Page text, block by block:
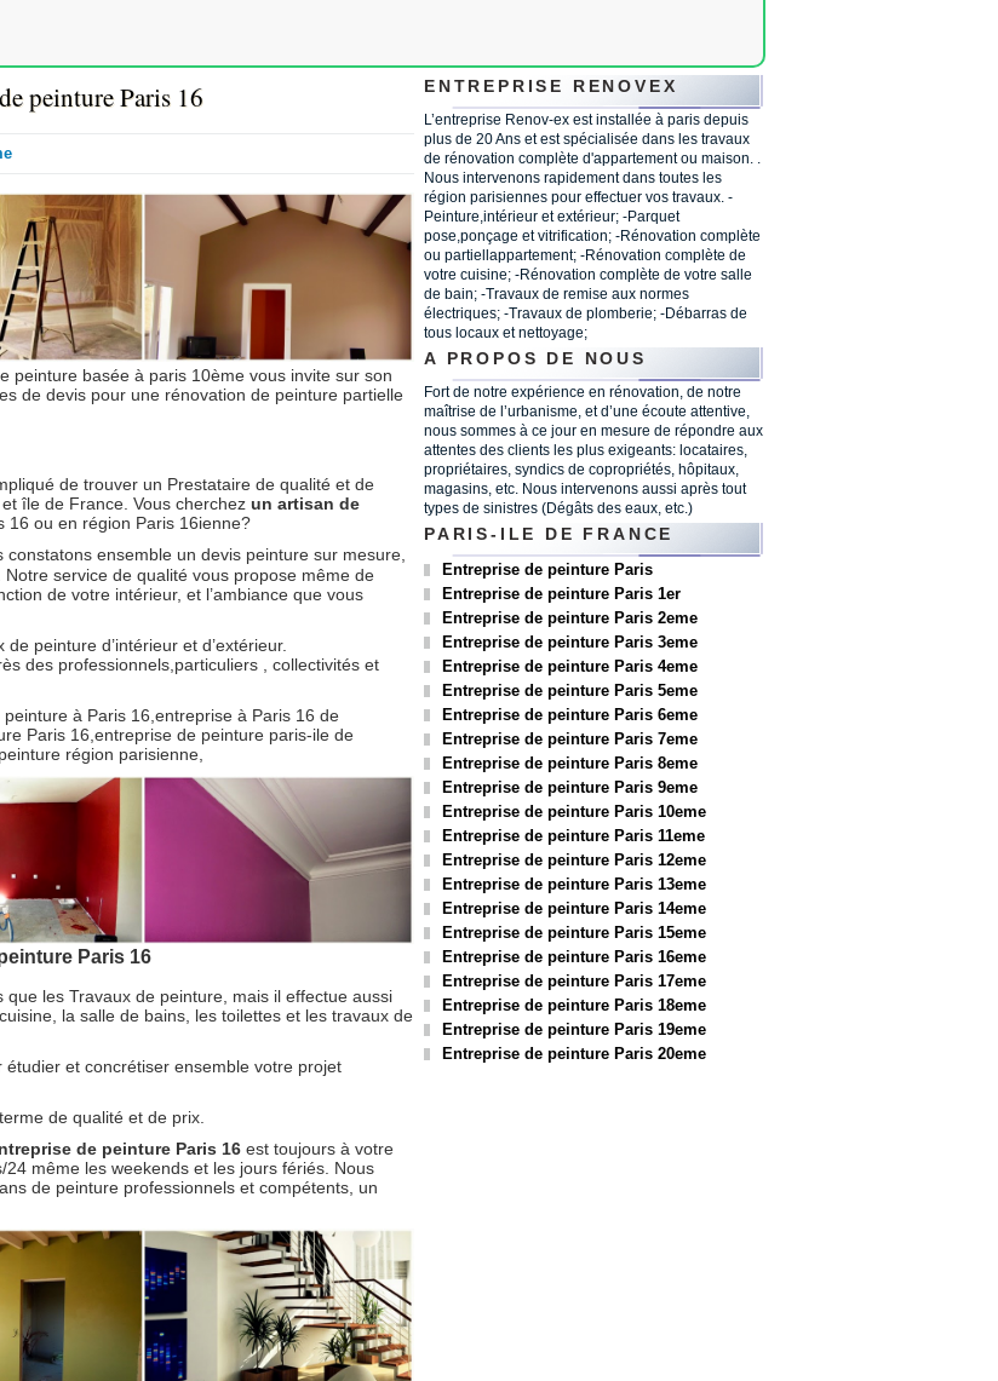
peinture Paris 16
peinture basée à paris 10ème vous invite sur son
de devis pour une rénovation de peinture partielle
de trouver un Prestataire de qualité et de
île de France. Vous cherchez un artisan de
16 ou en région Paris 16ienne?
constatons ensemble un devis peinture sur mesure,
service de qualité vous propose même de
de votre intérieur, et l’ambiance que vous
peinture d’intérieur et d’extérieur.
des professionnels,particuliers , collectivités et
à Paris 16,entreprise à Paris 16 de
Paris 16,entreprise de peinture paris-ile de
région parisienne,
Paris 16
que les Travaux de peinture, mais il effectue aussi
la salle de bains, les toilettes et les travaux de
et concrétiser ensemble votre projet
de qualité et de prix.
de peinture Paris 16 est toujours à votre
même les weekends et les jours fériés. Nous
de peinture professionnels et compétents, un
ENTREPRISE RENOVEX
L’entreprise Renov-ex est installée à paris depuis
plus de 20 Ans et est spécialisée dans les travaux
de rénovation complète d'appartement ou maison. .
Nous intervenons rapidement dans toutes les
région parisiennes pour effectuer vos travaux. -
Peinture,intérieur et extérieur; -Parquet
pose,ponçage et vitrification; -Rénovation complète
ou partiellappartement; -Rénovation complète de
votre cuisine; -Rénovation complète de votre salle
de bain; -Travaux de remise aux normes
électriques; -Travaux de plomberie; -Débarras de
tous locaux et nettoyage;
A PROPOS DE NOUS
Fort de notre expérience en rénovation, de notre
maîtrise de l’urbanisme, et d’une écoute attentive,
nous sommes à ce jour en mesure de répondre aux
attentes des clients les plus exigeants: locataires,
propriétaires, syndics de copropriétés, hôpitaux,
magasins, etc. Nous intervenons aussi après tout
types de sinistres (Dégâts des eaux, etc.)
PARIS-ILE DE FRANCE
Entreprise de peinture Paris
Entreprise de peinture Paris 1er
Entreprise de peinture Paris 2eme
Entreprise de peinture Paris 3eme
Entreprise de peinture Paris 4eme
Entreprise de peinture Paris 5eme
Entreprise de peinture Paris 6eme
Entreprise de peinture Paris 7eme
Entreprise de peinture Paris 8eme
Entreprise de peinture Paris 9eme
Entreprise de peinture Paris 10eme
Entreprise de peinture Paris 11eme
Entreprise de peinture Paris 12eme
Entreprise de peinture Paris 13eme
Entreprise de peinture Paris 14eme
Entreprise de peinture Paris 15eme
Entreprise de peinture Paris 16eme
Entreprise de peinture Paris 17eme
Entreprise de peinture Paris 18eme
Entreprise de peinture Paris 19eme
Entreprise de peinture Paris 20eme